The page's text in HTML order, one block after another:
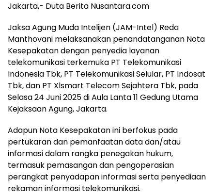
Jakarta,- Duta Berita Nusantara.com
Jaksa Agung Muda Intelijen (JAM-Intel) Reda
Manthovani melaksanakan penandatanganan Nota
Kesepakatan dengan penyedia layanan
telekomunikasi terkemuka PT Telekomunikasi
Indonesia Tbk, PT Telekomunikasi Selular, PT Indosat
Tbk, dan PT Xlsmart Telecom Sejahtera Tbk, pada
Selasa 24 Juni 2025 di Aula Lanta 11 Gedung Utama
Kejaksaan Agung, Jakarta.
Adapun Nota Kesepakatan ini berfokus pada
pertukaran dan pemanfaatan data dan/atau
informasi dalam rangka penegakan hukum,
termasuk pemasangan dan pengoperasian
perangkat penyadapan informasi serta penyediaan
rekaman informasi telekomunikasi.